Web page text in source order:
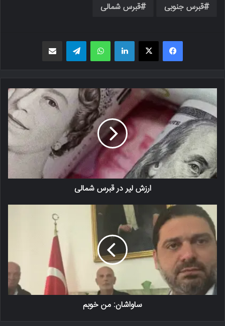
قبرس جنوبی
قبرس شمالی
فیسبوک X لینکدین واتس اپ
ارزش لیر در قبرس شمالی
ساواشان: من خوبم